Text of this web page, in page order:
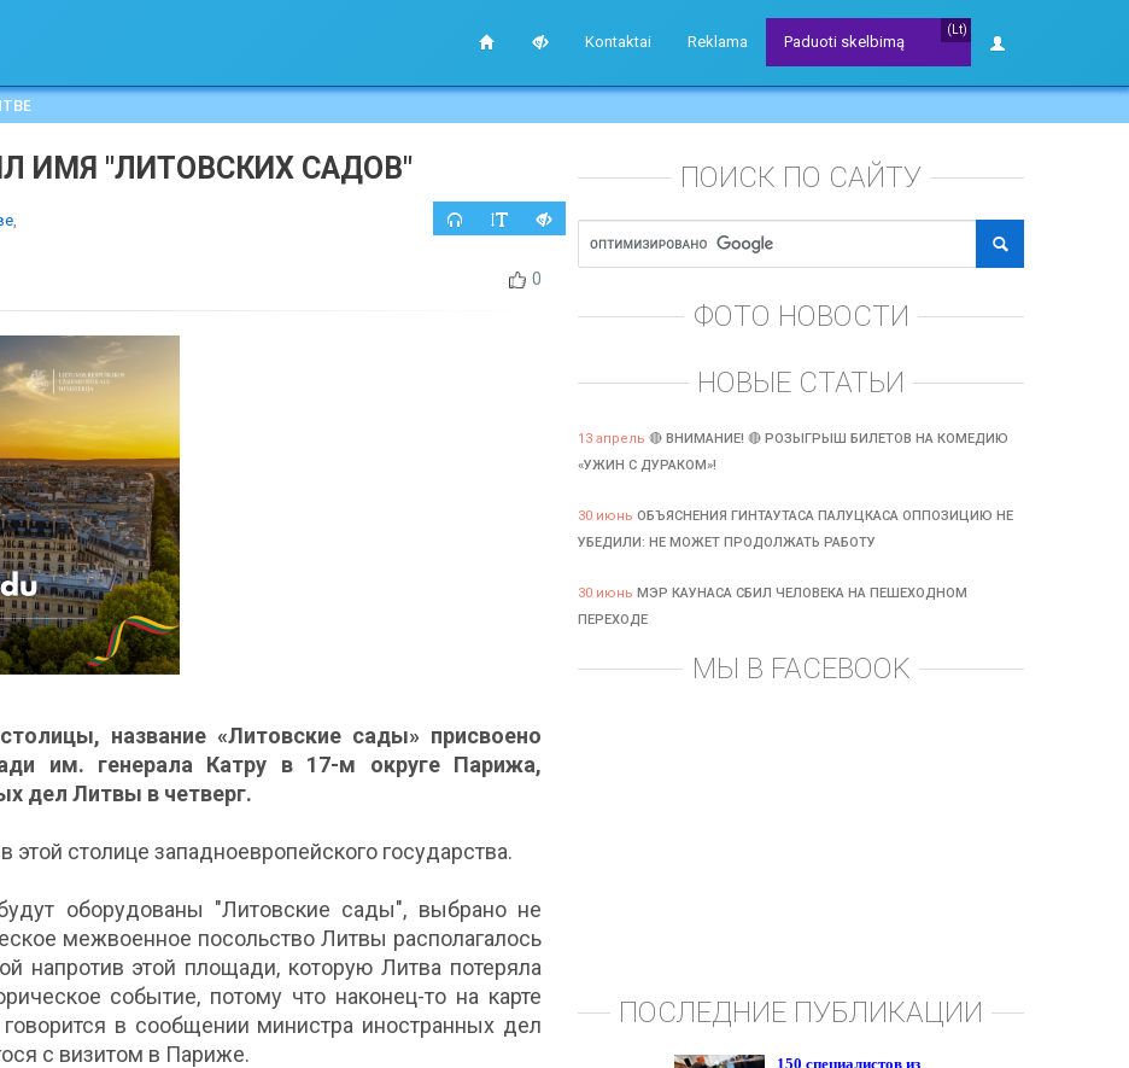
Kontaktai Reklama
(Lt)
Paduoti skelbimą
ИМЯ "ЛИТОВСКИХ САДОВ"
,
0
название «Литовские сады» присвоено
им. генерала Катру в 17-м округе Парижа,
дел Литвы в четверг.
столице западноевропейского государства.
оборудованы ​​"Литовские сады", выбрано не
межвоенное посольство Литвы располагалось
напротив этой площади, которую Литва потеряла
событие, потому что наконец-то на карте
в сообщении министра иностранных дел
с визитом в Париже.
ПОИСК ПО САЙТУ
ФОТО НОВОСТИ
НОВЫЕ СТАТЬИ
13 апрель 🔴 ВНИМАНИЕ! 🔴 РОЗЫГРЫШ БИЛЕТОВ НА КОМЕДИЮ
«УЖИН С ДУРАКОМ»!
30 июнь ОБЪЯСНЕНИЯ ГИНТАУТАСА ПАЛУЦКАСА ОППОЗИЦИЮ НЕ
УБЕДИЛИ: НЕ МОЖЕТ ПРОДОЛЖАТЬ РАБОТУ
30 июнь МЭР КАУНАСА СБИЛ ЧЕЛОВЕКА НА ПЕШЕХОДНОМ
ПЕРЕХОДЕ
МЫ В FACEBOOK
ПОСЛЕДНИЕ ПУБЛИКАЦИИ